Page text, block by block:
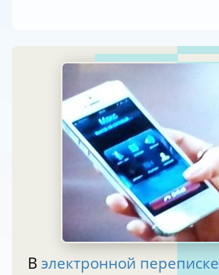
В электронной переписке